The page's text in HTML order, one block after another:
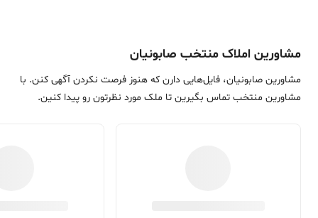
مشاورین املاک منتخب صابونیان
مشاورین صابونیان، فایل‌هایی دارن که هنوز فرصت نکردن آگهی کنن. با
مشاورین منتخب تماس بگیرین تا ملک مورد نظرتون رو پیدا کنین.